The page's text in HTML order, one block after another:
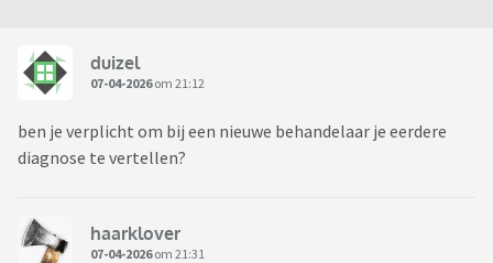
duizel
07-04-2026om 21:12
ben je verplicht om bij een nieuwe behandelaar je eerdere
diagnose te vertellen?
haarklover
07-04-2026om 21:31